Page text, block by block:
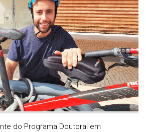
do Programa Doutoral em